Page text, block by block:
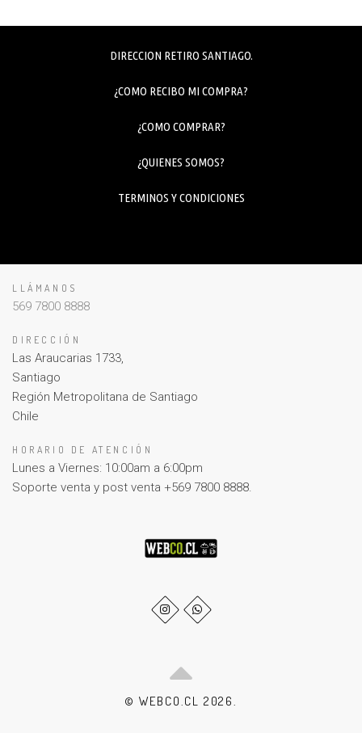
DIRECCION RETIRO SANTIAGO.
¿COMO RECIBO MI COMPRA?
¿COMO COMPRAR?
¿QUIENES SOMOS?
TERMINOS Y CONDICIONES
LLÁMANOS
569 7800 8888
DIRECCIÓN
Las Araucarias 1733,
Santiago
Región Metropolitana de Santiago
Chile
HORARIO DE ATENCIÓN
Lunes a Viernes: 10:00am a 6:00pm
Soporte venta y post venta +569 7800 8888.
© WEBCO.CL 2026.